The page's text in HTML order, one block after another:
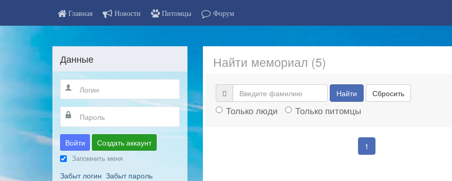
Главная Новости Питомцы Форум
Найти мемориал (5)
Найти Сбросить
Только люди Только питомцы
1
Данные
Войти Создать аккаунт
Запомнить меня
Забыт логин Забыт пароль